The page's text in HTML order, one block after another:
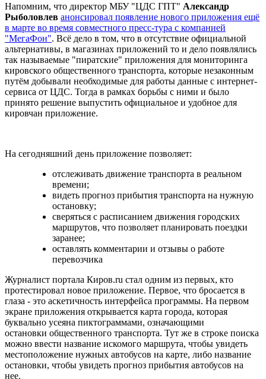
Напомним, что директор МБУ "ЦДС ГПТ" Александр
Рыболовлев анонсировал появление нового приложения ещё
в марте во время совместного пресс-тура с компанией
"МегаФон". Всё дело в том, что в отсутствие официальной
альтернативы, в магазинах приложений то и дело появлялись
так называемые "пиратские" приложения для мониторинга
кировского общественного транспорта, которые незаконным
путём добывали необходимые для работы данные с интернет-
сервиса от ЦДС. Тогда в рамках борьбы с ними и было
принято решение выпустить официальное и удобное для
кировчан приложение.
На сегодняшний день приложение позволяет:
отслеживать движение транспорта в реальном
времени;
видеть прогноз прибытия транспорта на нужную
остановку;
сверяться с расписанием движения городских
маршрутов, что позволяет планировать поездки
заранее;
оставлять комментарии и отзывы о работе
перевозчика
Журналист портала Киров.ru стал одним из первых, кто
протестировал новое приложение. Первое, что бросается в
глаза - это аскетичность интерфейса программы. На первом
экране приложения открывается карта города, которая
буквально усеяна пиктограммами, означающими
остановки общественного транспорта. Тут же в строке поиска
можно ввести название искомого маршрута, чтобы увидеть
местоположение нужных автобусов на карте, либо название
остановки, чтобы увидеть прогноз прибытия автобусов на
нее.